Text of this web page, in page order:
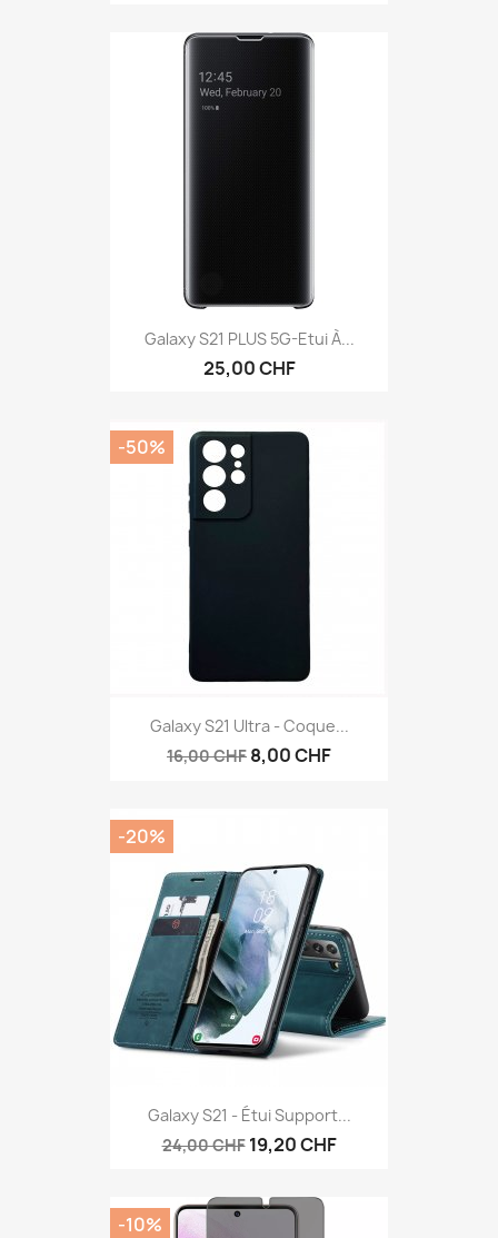
Galaxy S21 PLUS 5G-Etui À...
25,00 CHF
Galaxy S21 Ultra - Coque...
16,00 CHF 8,00 CHF
-50%
Galaxy S21 - Étui Support...
24,00 CHF 19,20 CHF
-20%
-10%